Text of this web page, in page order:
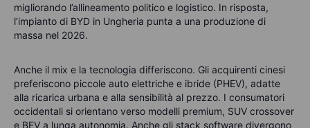
migliorando l’allineamento politico e logistico. In risposta,
l’impianto di BYD in Ungheria punta a una produzione di
massa nel 2026.
Anche il mix e la tecnologia differiscono. Gli acquirenti cinesi
preferiscono piccole auto elettriche e ibride (PHEV), adatte
alla ricarica urbana e alla sensibilità al prezzo. I consumatori
occidentali si orientano verso modelli premium, SUV crossover
e BEV a lunga autonomia. Anche gli stack software divergono